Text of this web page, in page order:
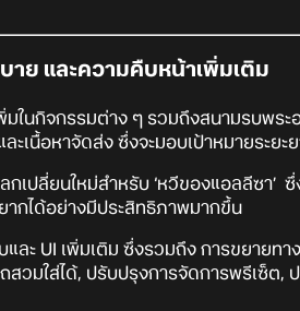
าย และความคืบหน้าเพิ่มเติม
พิ่มในกิจกรรมต่าง ๆ รวมถึงสนามรบ
ะเนื้อหาจัดส่ง ซึ่งจะมอบเป้าหมายระย
เปลี่ยนใหม่สำหรับ ‘หวีของแอลลีซา’
กได้อย่างมีประสิทธิภาพมากขึ้น
ละ UI เพิ่มเติม ซึ่งรวมถึง การขยายท
วมใส่ได้, ปรับปรุงการจัดการพรีเซ็ต,